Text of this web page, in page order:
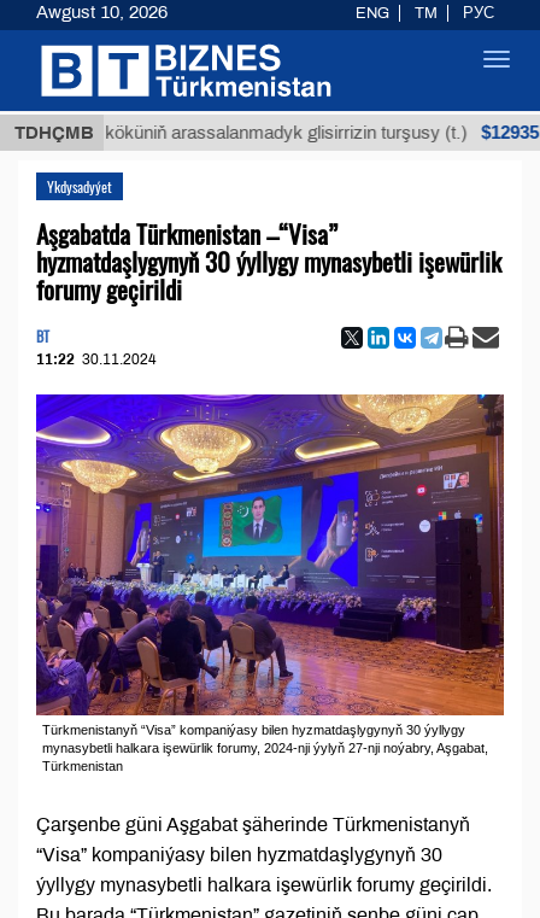
TDHÇMB
köküniň arassalanmadyk glisirrizin turşusy (t.) $12935,18
Ykdysadyýet
Aşgabatda Türkmenistan –“Visa”
hyzmatdaşlygynyň 30 ýyllygy mynasybetli işewürlik
forumy geçirildi
BT
11:22 30.11.2024
Türkmenistanyň “Visa” kompaniýasy bilen hyzmatdaşlygynyň 30 ýyllygy
mynasybetli halkara işewürlik forumy, 2024-nji ýylyň 27-nji noýabry, Aşgabat,
Türkmenistan
Çarşenbe güni Aşgabat şäherinde Türkmenistanyň
“Visa” kompaniýasy bilen hyzmatdaşlygynyň 30
ýyllygy mynasybetli halkara işewürlik forumy geçirildi.
Awgust 10, 2026 ENG TM РУС